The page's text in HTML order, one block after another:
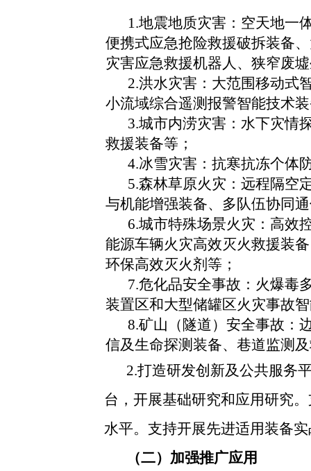
1.地震地质灾害：空天地一
便携式应急抢险救援破拆装备
灾害应急救援机器人、狭窄废
2.洪水灾害：大范围移动式
小流域综合遥测报警智能技术
3.城市内涝灾害：水下灾情
救援装备等；
4.冰雪灾害：抗寒抗冻个体
5.森林草原火灾：远程隔空
与机能增强装备、多队伍协同
6.城市特殊场景火灾：高效
能源车辆火灾高效灭火救援装
环保高效灭火剂等；
7.危化品安全事故：火爆毒
装置区和大型储罐区火灾事故
8.矿山（隧道）安全事故：
信及生命探测装备、巷道监测
2.打造研发创新及公共服务
台，开展基础研究和应用研究
水平。支持开展先进适用装备
（二）加强推广应用